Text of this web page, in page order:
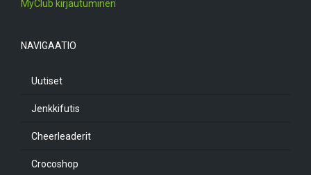
MyClub kirjautuminen
NAVIGAATIO
Uutiset
Jenkkifutis
Cheerleaderit
Crocoshop